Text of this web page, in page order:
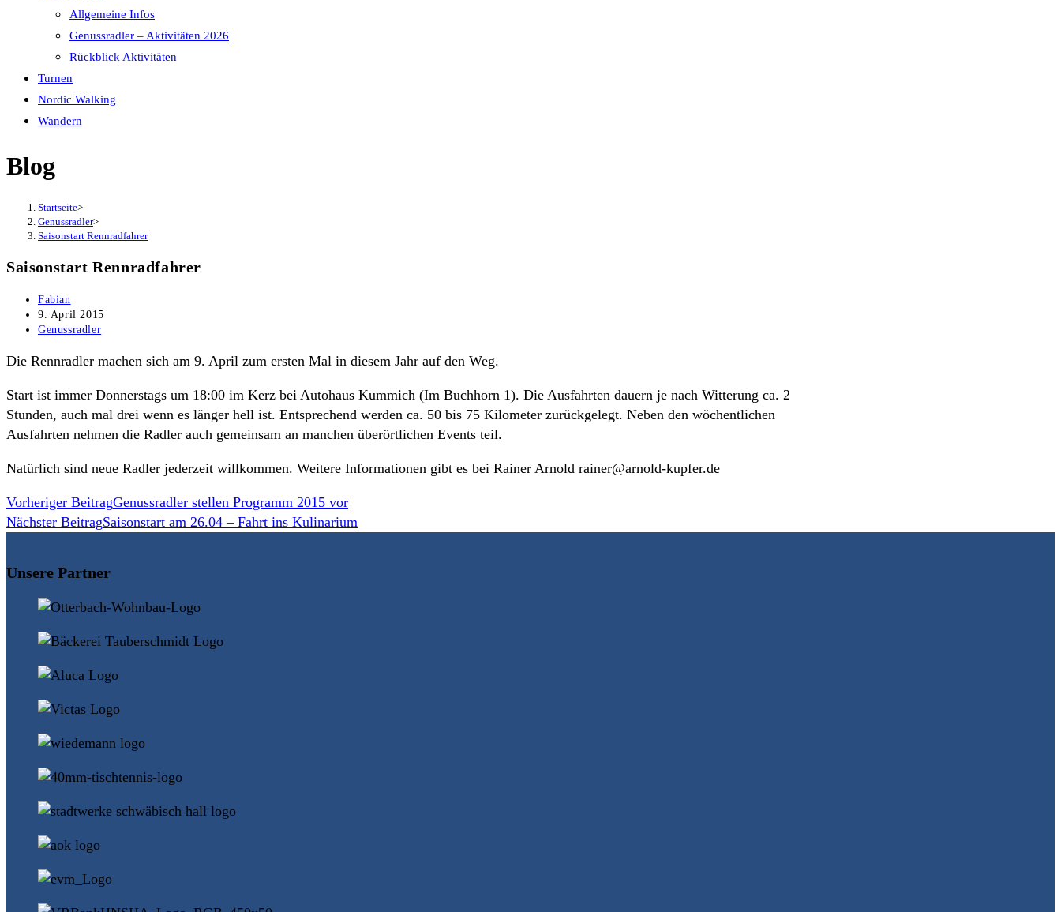
Allgemeine Infos
Genussradler – Aktivitäten 2026
Rückblick Aktivitäten
Turnen
Nordic Walking
Wandern
Blog
Startseite>
Genussradler>
Saisonstart Rennradfahrer
Saisonstart Rennradfahrer
Beitrags-
Autor:
Fabian
Beitrag
veröffentlicht:
9. April 2015
Beitrags-
Genussradler
Die Rennradler machen sich am 9. April zum ersten Mal in diesem Jahr auf den Weg.
Start ist immer Donnerstags um 18:00 im Kerz bei Autohaus Kummich (Im Buchhorn 1). Die Ausfahrten dauern je nach Witterung ca. 2
Stunden, auch mal drei wenn es länger hell ist. Entsprechend werden ca. 50 bis 75 Kilometer zurückgelegt. Neben den wöchentlichen
Ausfahrten nehmen die Radler auch gemeinsam an manchen überörtlichen Events teil.
Natürlich sind neue Radler jederzeit willkommen. Weitere Informationen gibt es bei Rainer Arnold rainer@arnold-kupfer.de
Weitere
Artikel
Vorheriger BeitragGenussradler stellen Programm 2015 vor
Nächster BeitragSaisonstart am 26.04 – Fahrt ins Kulinarium
Unsere Partner